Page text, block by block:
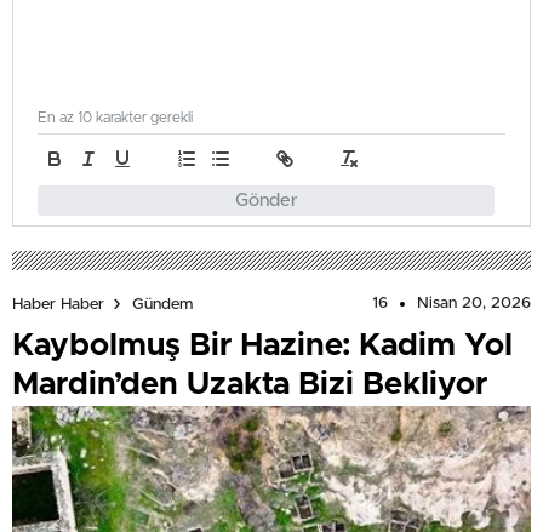
Gönder
En az 10 karakter gerekli
Haber Haber Gündem 16 Nisan 20, 2026
Kaybolmuş Bir Hazine: Kadim Yol
Mardin’den Uzakta Bizi Bekliyor